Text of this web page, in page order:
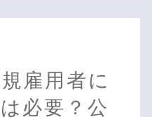
雇用者に
必要？公